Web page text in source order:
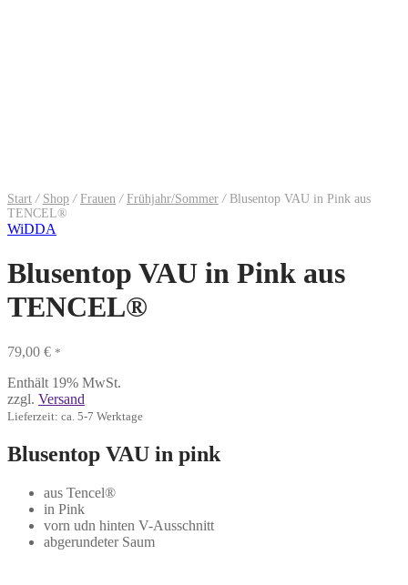
Start / Shop / Frauen / Frühjahr/Sommer /Blusentop VAU in Pink aus
TENCEL®
WiDDA
Blusentop VAU in Pink aus
TENCEL®
79,00 € *
Enthält 19% MwSt.
zzgl. Versand
Lieferzeit: ca. 5-7 Werktage
Blusentop VAU in pink
aus Tencel®
in Pink
vorn udn hinten V-Ausschnitt
abgerundeter Saum